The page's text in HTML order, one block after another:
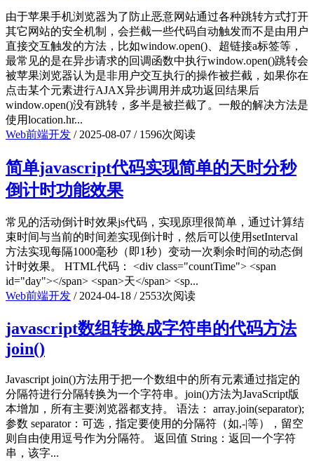
由于苹果手机浏览器为了防止恶意网站通过各种跳转方式打开
其它网站的安全机制，会拦截一些代码自动触发而不是由用户
直接交互触发的方法，比如window.open()、超链接a标签等，
最常见的是在异步请求的回调函数中执行window.open()跳转会
被苹果浏览器认为是非用户交互执行的操作被拦截，如果你在
点击某个元素进行AJAX异步调用并成功返回结果后
window.open()没有跳转，多半是被拦截了。一般的解决方法是
使用location.hr...
Web前端开发 / 2025-08-07 / 1596次阅读
简单javascript代码实现简单的天时分秒
倒计时功能效果
常见的活动倒计时效果js代码，实现原理很简单，通过计算结
束时间与当前的时间差实现倒计时，然后可以使用setInterval
方法实现每隔1000毫秒（即1秒）变动一次剩余时间的动态倒
计时效果。 HTML代码： <div class="countTime"> <span
id="day"></span> <span>天</span> <sp...
Web前端开发 / 2024-04-18 / 2553次阅读
javascript数组转换成字符串的代码方法
join()
Javascript join()方法用于把一个数组中的所有元素通过指定的
分隔符进行分隔转换为一个字符串。join()方法为JavaScript版
本增加，所有主要浏览器都支持。 语法： array.join(separator);
参数 separator：可选，指定要使用的分隔符（如,-|等），留空
则自由使用逗号作为分隔符。 返回值 String：返回一个字符
串，该字...